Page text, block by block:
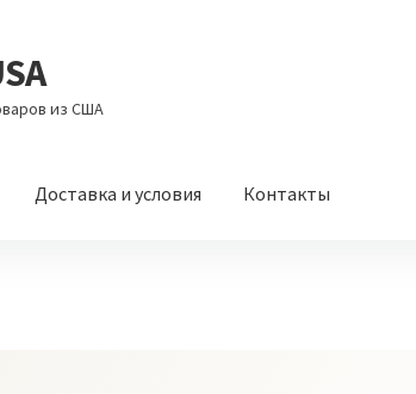
из США
Доставка и условия Контакты